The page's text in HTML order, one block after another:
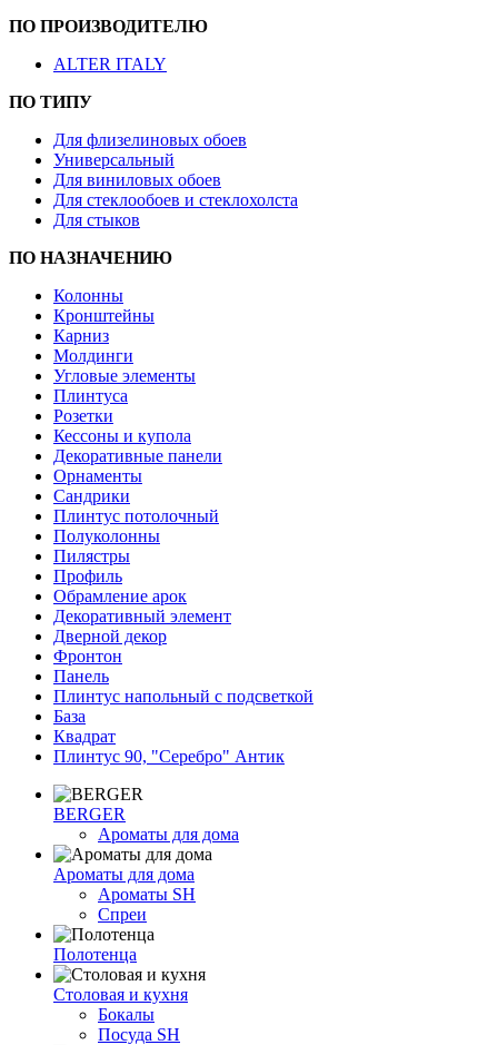
ПО ПРОИЗВОДИТЕЛЮ
ALTER ITALY
ПО ТИПУ
Для флизелиновых обоев
Универсальный
Для виниловых обоев
Для стеклообоев и стеклохолста
Для стыков
ПО НАЗНАЧЕНИЮ
Колонны
Кронштейны
Карниз
Молдинги
Угловые элементы
Плинтуса
Розетки
Кессоны и купола
Декоративные панели
Орнаменты
Сандрики
Плинтус потолочный
Полуколонны
Пилястры
Профиль
Обрамление арок
Декоративный элемент
Дверной декор
Фронтон
Панель
Плинтус напольный с подсветкой
База
Квадрат
Плинтус 90, "Серебро" Антик
BERGER
Ароматы для дома
Ароматы для дома
Ароматы SH
Спреи
Полотенца
Столовая и кухня
Бокалы
Посуда SH